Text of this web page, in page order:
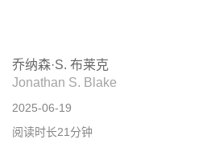
乔纳森·S. 布莱克
Jonathan S. Blake
2025-06-19
阅读时长21分钟